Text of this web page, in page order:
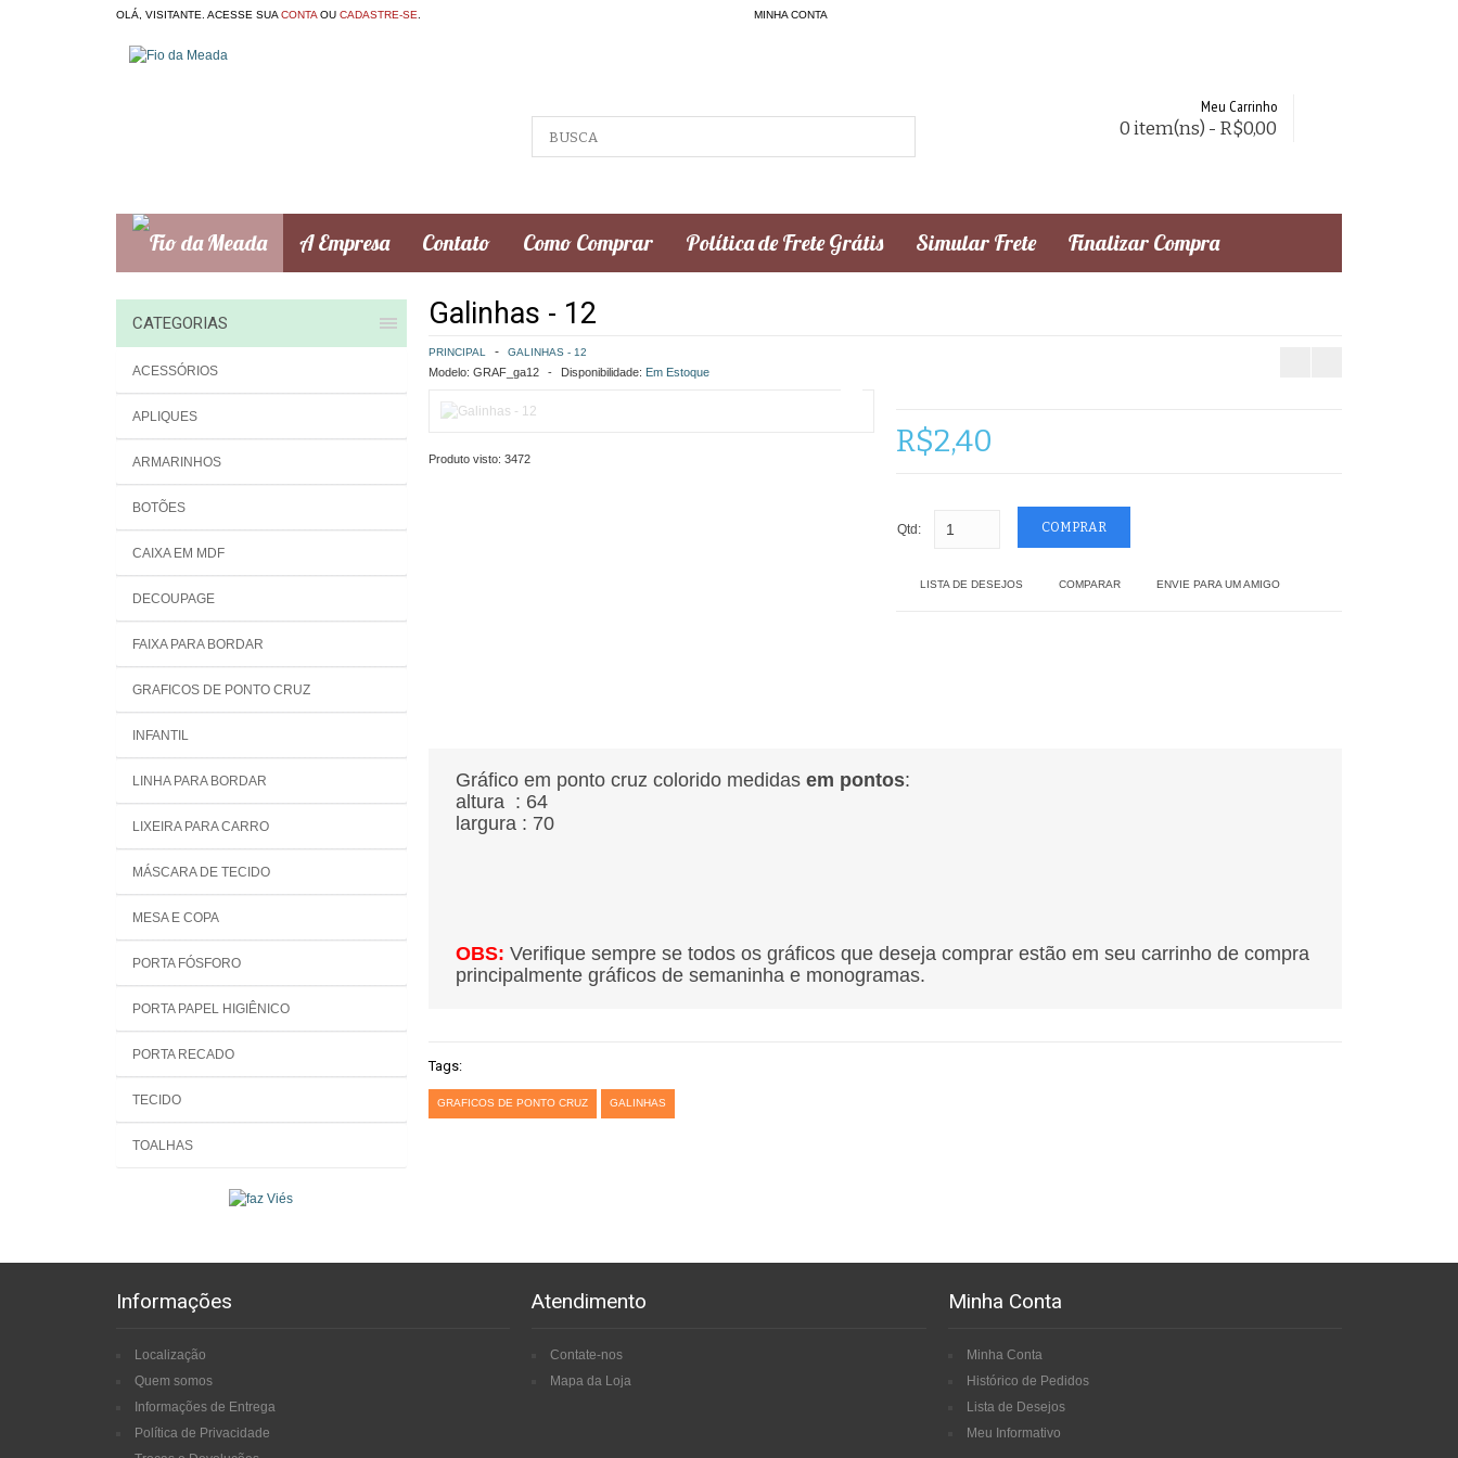
OLÁ, VISITANTE. ACESSE SUA CONTA OU CADASTRE-SE MINHA CONTA
Meu Carrinho
0 item(ns) - R$0,00
A Empresa Contato Como Comprar Política de Frete Grátis Simular Frete Finalizar Compra
CATEGORIAS
ACESSÓRIOS
APLIQUES
ARMARINHOS
BOTÕES
CAIXA EM MDF
DECOUPAGE
FAIXA PARA BORDAR
GRAFICOS DE PONTO CRUZ
INFANTIL
LINHA PARA BORDAR
LIXEIRA PARA CARRO
MÁSCARA DE TECIDO
MESA E COPA
PORTA FÓSFORO
PORTA PAPEL HIGIÊNICO
PORTA RECADO
TECIDO
TOALHAS
Galinhas - 12
PRINCIPAL GALINHAS - 12
Modelo: GRAF_ga12 Disponibilidade: Em Estoque
Produto visto: 3472 R$2,40
Qtd:
LISTA DE DESEJOS COMPARAR ENVIE PARA UM AMIGO
Gráfico em ponto cruz colorido medidas em pontos:
altura : 64
largura : 70
OBS: Verifique sempre se todos os gráficos que deseja comprar estão em seu carrinho de compra
principalmente gráficos de semaninha e monogramas.
Tags:
GRAFICOS DE PONTO CRUZ GALINHAS
Informações
Localização
Quem somos
Informações de Entrega
Política de Privacidade
Atendimento
Contate-nos
Mapa da Loja
Minha Conta
Minha Conta
Histórico de Pedidos
Lista de Desejos
Meu Informativo